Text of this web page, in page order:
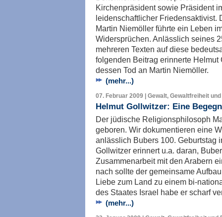
Kirchenpräsident sowie Präsident
leidenschaftlicher Friedensaktivist.
Martin Niemöller führte ein Leben
Widersprüchen. Anlässlich seines
mehreren Texten auf diese
folgenden Beitrag erinnerte
dessen Tod an Martin Niemöller.
(mehr...)
07. Februar 2009 | Gewalt, Gewaltfreiheit
Helmut Gollwitzer: Eine
Der jüdische Religionsphilosoph
geboren. Wir dokumentieren eine
anlässlich Bubers 100. Geburtstag
Gollwitzer erinnert u.a. daran,
Zusammenarbeit mit den Arabern
nach sollte der gemeinsame
Liebe zum Land zu einem bi-
des Staates Israel habe er scharf
(mehr...)